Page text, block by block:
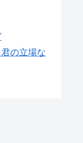
の立場な